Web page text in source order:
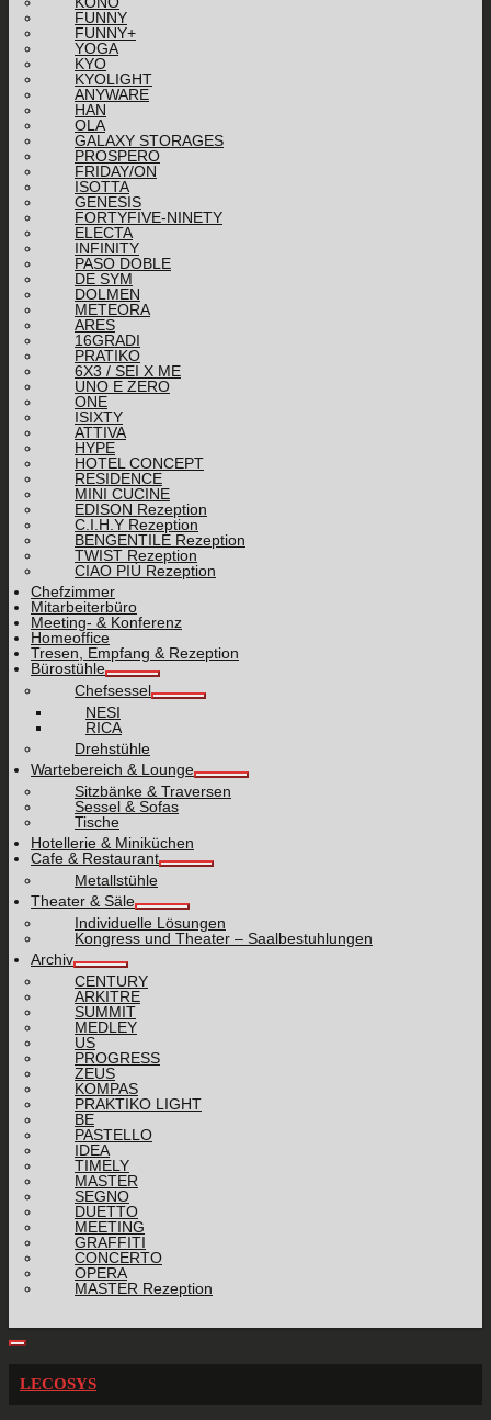
FUNNY
FUNNY+
YOGA
KYO
KYOLIGHT
ANYWARE
HAN
OLA
GALAXY STORAGES
PROSPERO
FRIDAY/ON
ISOTTA
GENESIS
FORTYFIVE-NINETY
ELECTA
INFINITY
PASO DOBLE
DE SYM
DOLMEN
METEORA
ARES
16GRADI
PRATIKO
6X3 / SEI X ME
UNO E ZERO
ONE
ISIXTY
ATTIVA
HYPE
HOTEL CONCEPT
RESIDENCE
MINI CUCINE
EDISON Rezeption
C.I.H.Y Rezeption
BENGENTILE Rezeption
TWIST Rezeption
CIAO PIÙ Rezeption
Chefzimmer
Mitarbeiterbüro
Meeting- & Konferenz
Homeoffice
Tresen, Empfang & Rezeption
Bürostühle
Chefsessel
NESI
RICA
Drehstühle
Wartebereich & Lounge
Sitzbänke & Traversen
Sessel & Sofas
Tische
Hotellerie & Miniküchen
Cafe & Restaurant
Metallstühle
Theater & Säle
Individuelle Lösungen
Kongress und Theater – Saalbestuhlungen
Archiv
CENTURY
ARKITRE
SUMMIT
MEDLEY
US
PROGRESS
ZEUS
KOMPAS
PRAKTIKO LIGHT
BE
PASTELLO
IDEA
TIMELY
MASTER
SEGNO
DUETTO
MEETING
GRAFFITI
CONCERTO
OPERA
MASTER Rezeption
LECOSYS